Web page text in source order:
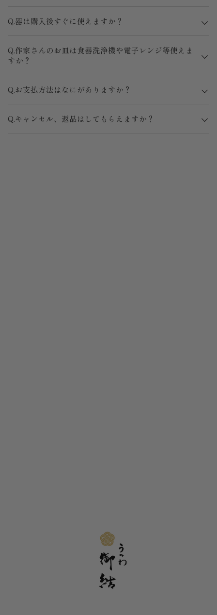
Q.器は購入後すぐに使えますか？
Q.作家さんのお皿は食器洗浄機や電子レンジ等使えま
すか？
Q.お支払方法はなにがありますか？
Q.キャンセル、返品はしてもらえますか？